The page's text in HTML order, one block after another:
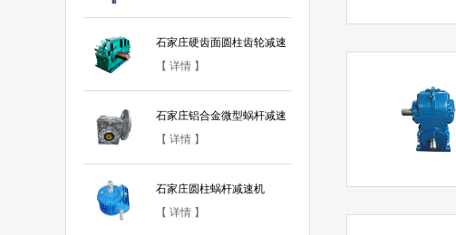
石家庄硬齿面圆柱齿轮减速
器【 详情 】
石家庄铝合金微型蜗杆减速
器【 详情 】
石家庄圆柱蜗杆减速机
【 详情 】